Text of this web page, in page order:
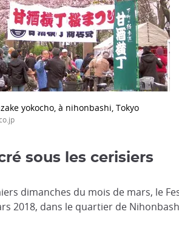
yokocho, à nihonbashi, Tokyo
sous les cerisiers
dimanches du mois de mars, le
2018, dans le quartier de